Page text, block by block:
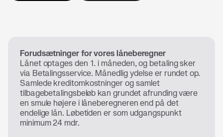
Forudsætninger for vores låneberegner
Lånet optages den 1. i måneden, og betaling sker
via Betalingsservice. Månedlig ydelse er rundet op.
Samlede kreditomkostninger og samlet
tilbagebetalingsbeløb kan grundet afrunding være
en smule højere i låneberegneren end på det
endelige lån. Løbetiden er som udgangspunkt
minimum 24 mdr.